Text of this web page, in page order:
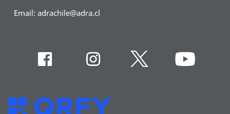
Email:adrachile@adra.cl